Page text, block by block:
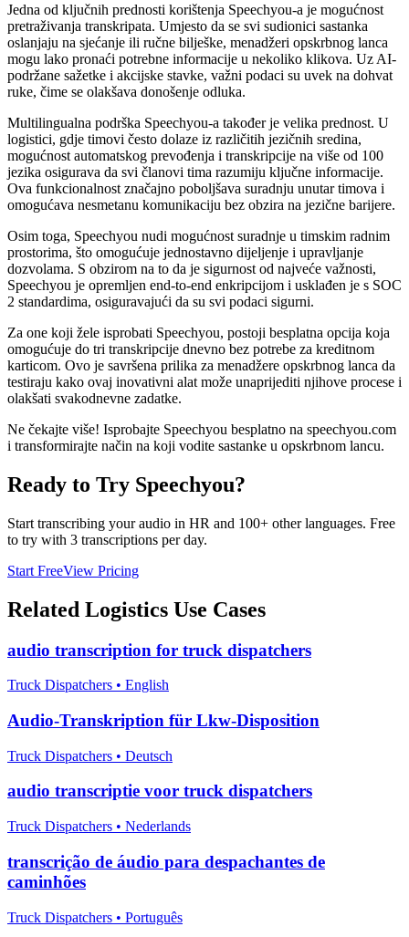
Jedna od ključnih prednosti korištenja Speechyou-a je mogućnost
pretraživanja transkripata. Umjesto da se svi sudionici sastanka
oslanjaju na sjećanje ili ručne bilješke, menadžeri opskrbnog lanca
mogu lako pronaći potrebne informacije u nekoliko klikova. Uz AI-
podržane sažetke i akcijske stavke, važni podaci su uvek na dohvat
ruke, čime se olakšava donošenje odluka.
Multilingualna podrška Speechyou-a također je velika prednost. U
logistici, gdje timovi često dolaze iz različitih jezičnih sredina,
mogućnost automatskog prevođenja i transkripcije na više od 100
jezika osigurava da svi članovi tima razumiju ključne informacije.
Ova funkcionalnost značajno poboljšava suradnju unutar timova i
omogućava nesmetanu komunikaciju bez obzira na jezične barijere.
Osim toga, Speechyou nudi mogućnost suradnje u timskim radnim
prostorima, što omogućuje jednostavno dijeljenje i upravljanje
dozvolama. S obzirom na to da je sigurnost od najveće važnosti,
Speechyou je opremljen end-to-end enkripcijom i usklađen je s SOC
2 standardima, osiguravajući da su svi podaci sigurni.
Za one koji žele isprobati Speechyou, postoji besplatna opcija koja
omogućuje do tri transkripcije dnevno bez potrebe za kreditnom
karticom. Ovo je savršena prilika za menadžere opskrbnog lanca da
testiraju kako ovaj inovativni alat može unaprijediti njihove procese i
olakšati svakodnevne zadatke.
Ne čekajte više! Isprobajte Speechyou besplatno na speechyou.com
i transformirajte način na koji vodite sastanke u opskrbnom lancu.
Ready to Try Speechyou?
Start transcribing your audio in HR and 100+ other languages. Free
to try with 3 transcriptions per day.
Start FreeView Pricing
Related Logistics Use Cases
audio transcription for truck dispatchers
Truck Dispatchers • English
Audio-Transkription für Lkw-Disposition
Truck Dispatchers • Deutsch
audio transcriptie voor truck dispatchers
Truck Dispatchers • Nederlands
transcrição de áudio para despachantes de
caminhões
Truck Dispatchers • Português